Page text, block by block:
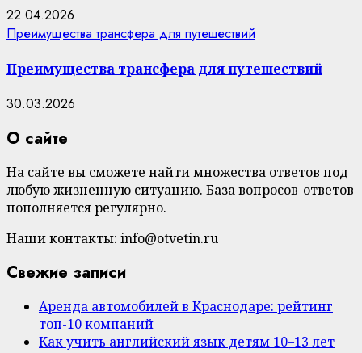
22.04.2026
Преимущества трансфера для путешествий
Преимущества трансфера для путешествий
30.03.2026
О сайте
На сайте вы сможете найти множества ответов под
любую жизненную ситуацию. База вопросов-ответов
пополняется регулярно.
Наши контакты: info@otvetin.ru
Свежие записи
Аренда автомобилей в Краснодаре: рейтинг
топ-10 компаний
Как учить английский язык детям 10–13 лет